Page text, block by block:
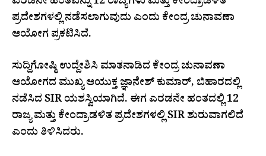
ಪ್ರದೇಶಗಳಲ್ಲಿ ನಡೆಸಲಾಗುವುದು ಎಂದು ಕೇಂದ್ರ ಚುನಾವಣಾ
ಆಯೋಗ ಪ್ರಕಟಿಸಿದೆ.
ಸುದ್ದಿಗೋಷ್ಠಿ ಉದ್ದೇಶಿಸಿ ಮಾತನಾಡಿದ ಕೇಂದ್ರ ಚುನಾವಣಾ
ಆಯೋಗದ ಮುಖ್ಯ ಆಯುಕ್ತ ಜ್ಞಾನೇಶ್ ಕುಮಾರ್, ಬಿಹಾರದಲ್ಲಿ
ನಡೆಸಿದ SIR ಯಶಸ್ವಿಯಾಗಿದೆ. ಈಗ ಎರಡನೇ ಹಂತದಲ್ಲಿ 12
ರಾಜ್ಯ ಮತ್ತು ಕೇಂದ್ರಾಡಳಿತ ಪ್ರದೇಶಗಳಲ್ಲಿ SIR ಶುರುವಾಗಲಿದೆ
ಎಂದು ತಿಳಿಸಿದರು.